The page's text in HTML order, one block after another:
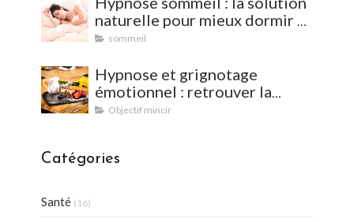
naturelle pour mieux dormir et
vaincre les insomnies
sommeil
Hypnose et grignotage
émotionnel : retrouver la
satiété et l'équilibre
Objectif mincir
Catégories
Santé (16)